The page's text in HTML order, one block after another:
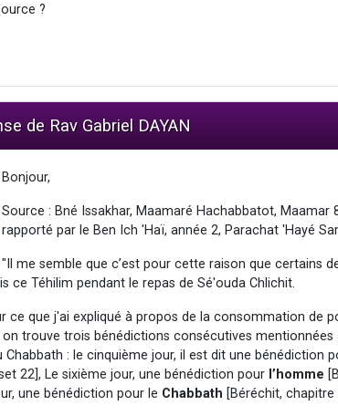
?
de Rav Gabriel DAYAN
Bonjour,
Source : Bné Issakhar, Maamaré Hachabbatot, Maamar
rapporté par le Ben Ich 'Haï, année 2, Parachat 'Hayé
"Il me semble que c’est pour cette raison que certains
ce Téhilim pendant le repas de Sé'ouda Chlichit.
ce que j'ai expliqué à propos de la consommation de
on trouve trois bénédictions consécutives mentionnées
Chabbath : le cinquième jour, il est dit une bénédiction
22], Le sixième jour, une bénédiction pour l’homme
une bénédiction pour le Chabbath [Béréchit, chapitre